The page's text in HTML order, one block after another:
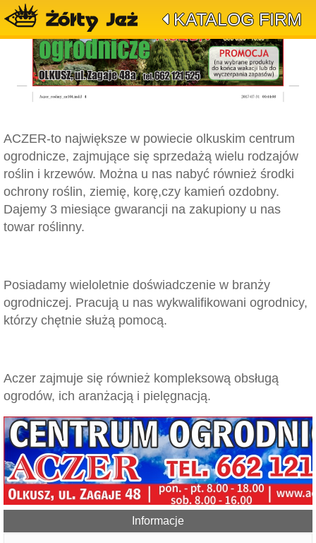
KATALOG FIRM
ACZER-to największe w powiecie olkuskim centrum
ogrodnicze, zajmujące się sprzedażą wielu rodzajów
roślin i krzewów. Można u nas nabyć również środki
ochrony roślin, ziemię, korę,czy kamień ozdobny.
Dajemy 3 miesiące gwarancji na zakupiony u nas
towar roślinny.
Posiadamy wieloletnie doświadczenie w branży
ogrodniczej. Pracują u nas wykwalifikowani ogrodnicy,
którzy chętnie służą pomocą.
Aczer zajmuje się również kompleksową obsługą
ogrodów, ich aranżacją i pielęgnacją.
Informacje